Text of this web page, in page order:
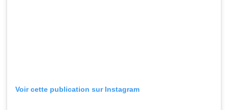
Voir cette publication sur Instagram